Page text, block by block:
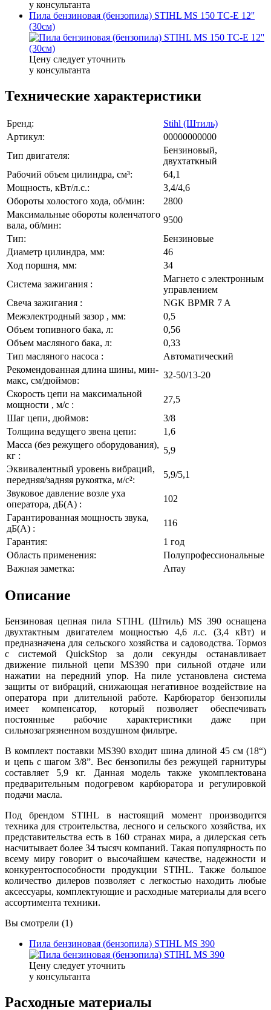
у консультанта
Пила бензиновая (бензопила) STIHL MS 150 TC-E 12''
(30см)
Цену следует уточнить
у консультанта
Технические характеристики
Бренд:
Stihl (Штиль)
Артикул:
00000000000
Тип двигателя:
Бензиновый,
двухтаткный
Рабочий объем цилиндра, см³:
64,1
Мощность, кВт/л.с.:
3,4/4,6
Обороты холостого хода, об/мин:
2800
Максимальные обороты коленчатого
вала, об/мин:
9500
Тип:
Бензиновые
Диаметр цилиндра, мм:
46
Ход поршня, мм:
34
Система зажигания :
Магнето с электронным
управлением
Свеча зажигания :
NGK BPMR 7 A
Межэлектродный зазор , мм:
0,5
Объем топивного бака, л:
0,56
Объем масляного бака, л:
0,33
Тип масляного насоса :
Автоматический
Рекомендованная длина шины, мин-
макс, см/дюймов:
32-50/13-20
Скорость цепи на максимальной
мощности , м/с :
27,5
Шаг цепи, дюймов:
3/8
Толщина ведущего звена цепи:
1,6
Масса (без режущего оборудования),
кг :
5,9
Эквивалентный уровень вибраций,
передняя/задняя рукоятка, м/с²:
5,9/5,1
Звуковое давление возле уха
оператора, дБ(А) :
102
Гарантированная мощность звука,
дБ(А) :
116
Гарантия:
1 год
Область применения:
Полупрофессиональные
Важная заметка:
Array
Описание
Бензиновая цепная пила STIHL (Штиль) MS 390 оснащена
двухтактным двигателем мощностью 4,6 л.с. (3,4 кВт) и
предназначена для сельского хозяйства и садоводства. Тормоз
с системой QuickStop за доли секунды останавливает
движение пильной цепи MS390 при сильной отдаче или
нажатии на передний упор. На пиле установлена система
защиты от вибраций, снижающая негативное воздействие на
оператора при длительной работе. Карбюратор бензопилы
имеет компенсатор, который позволяет обеспечивать
постоянные рабочие характеристики даже при
сильнозагрязненном воздушном фильтре.
В комплект поставки MS390 входит шина длиной 45 см (18“)
и цепь с шагом 3/8”. Вес бензопилы без режущей гарнитуры
составляет 5,9 кг. Данная модель также укомплектована
предварительным подогревом карбюратора и регулировкой
подачи масла.
Под брендом STIHL в настоящий момент производится
техника для строительства, лесного и сельского хозяйства, их
представительства есть в 160 странах мира, а дилерская сеть
насчитывает более 34 тысяч компаний. Такая популярность по
всему миру говорит о высочайшем качестве, надежности и
конкурентоспособности продукции STIHL. Также большое
количество дилеров позволяет с легкостью находить любые
аксессуары, комплектующие и расходные материалы для всего
ассортимента техники.
Вы смотрели (1)
Пила бензиновая (бензопила) STIHL MS 390
Цену следует уточнить
у консультанта
Расходные материалы